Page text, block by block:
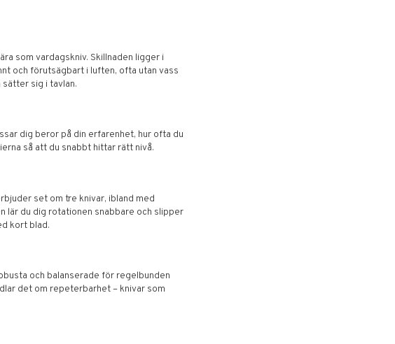
som vardagskniv. Skillnaden ligger i
och förutsägbart i luften, ofta utan vass
sig i tavlan.
dig beror på din erfarenhet, hur ofta du
så att du snabbt hittar rätt nivå.
set om tre knivar, ibland med
lär du dig rotationen snabbare och slipper
kort blad.
och balanserade för regelbunden
det om repeterbarhet – knivar som